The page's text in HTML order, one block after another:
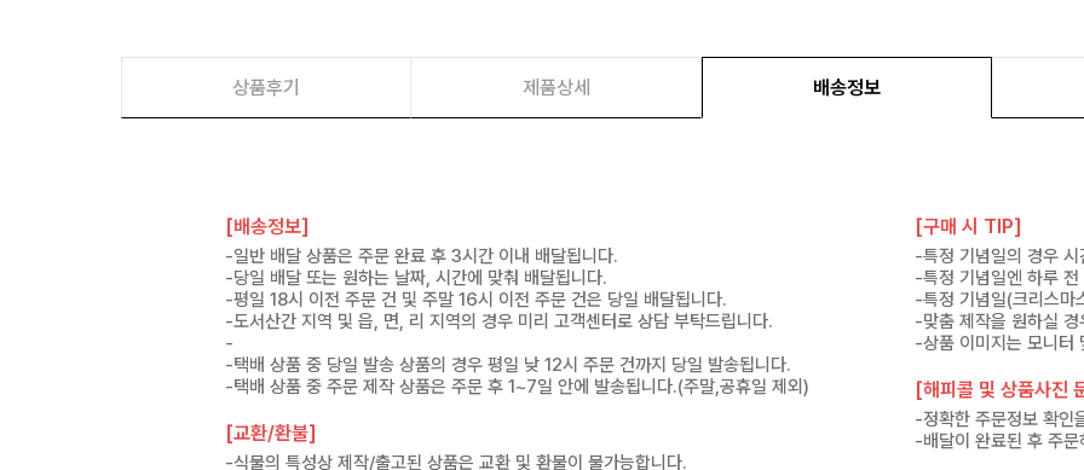
상품후기 제품상세 배송정보
[배송정보]
-일반 배달 상품은 주문 완료 후 3시간 이내 배달됩니다.
-당일 배달 또는 원하는 날짜, 시간에 맞춰 배달됩니다.
-평일 18시 이전 주문 건 및 주말 16시 이전 주문 건은 당일 배달됩니다.
-도서산간 지역 및 읍, 면, 리 지역의 경우 미리 고객센터로 상담 부탁드립니다.
-
-택배 상품 중 당일 발송 상품의 경우 평일 낮 12시 주문 건까지 당일 발송됩니다.
-택배 상품 중 주문 제작 상품은 주문 후 1~7일 안에 발송됩니다.(주말,공휴일 제외)
[교환/환불]
-식물의 특성상 제작/출고된 상품은 교환 및 환불이 불가능합니다.
[구매 시 TIP]
-특정 기념일의 경우
-특정 기념일엔 하루
-특정 기념일(크리스마
-맞춤 제작을 원하실
-상품 이미지는 모니터
[해피콜 및 상품사진
-정확한 주문정보 확인
-배달이 완료된 후 주